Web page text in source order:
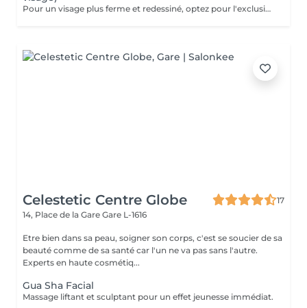
Pour un visage plus ferme et redessiné, optez pour l'exclusivité d'un massage de votre visage personnalisé. Pendant 60 min des dizaines de techniques, de gestes précis, minutieux, vont stimuler, détendre, oxygéner les différents tissus qui composent votre visage & décolleté & épaules. Le résultat est aussi bien une sensation unique de bien-être de détente, qu'un visage lissé, repulpé, lumineux et éclatant.
Celestetic Centre Globe
17
14, Place de la Gare Gare L-1616
Etre bien dans sa peau, soigner son corps, c'est se soucier de sa
beauté comme de sa santé car l'un ne va pas sans l'autre.
Experts en haute cosmétiq...
Gua Sha Facial
Massage liftant et sculptant pour un effet jeunesse immédiat.